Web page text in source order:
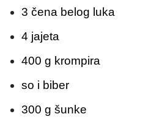
3 čena belog luka
4 jajeta
400 g krompira
so i biber
300 g šunke